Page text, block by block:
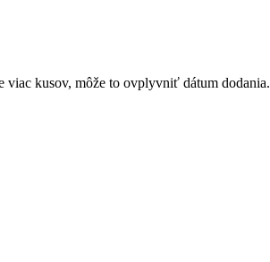
viac kusov, môže to ovplyvniť dátum dodania.